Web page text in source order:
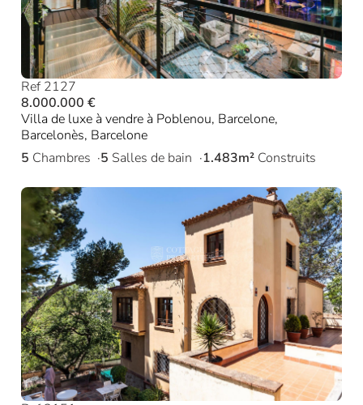
Ref 2127
8.000.000 €
Villa de luxe à vendre à Poblenou, Barcelone,
Barcelonès, Barcelone
5 Chambres 5 Salles de bain 1.483m² Construits